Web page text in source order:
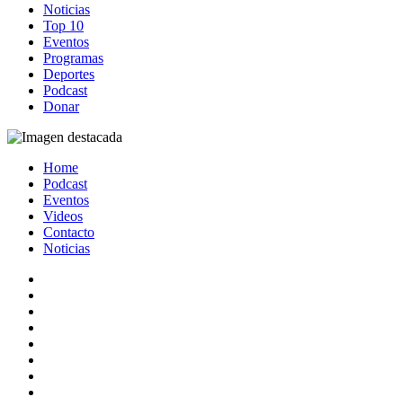
Noticias
Top 10
Eventos
Programas
Deportes
Podcast
Donar
Home
Podcast
Eventos
Videos
Contacto
Noticias